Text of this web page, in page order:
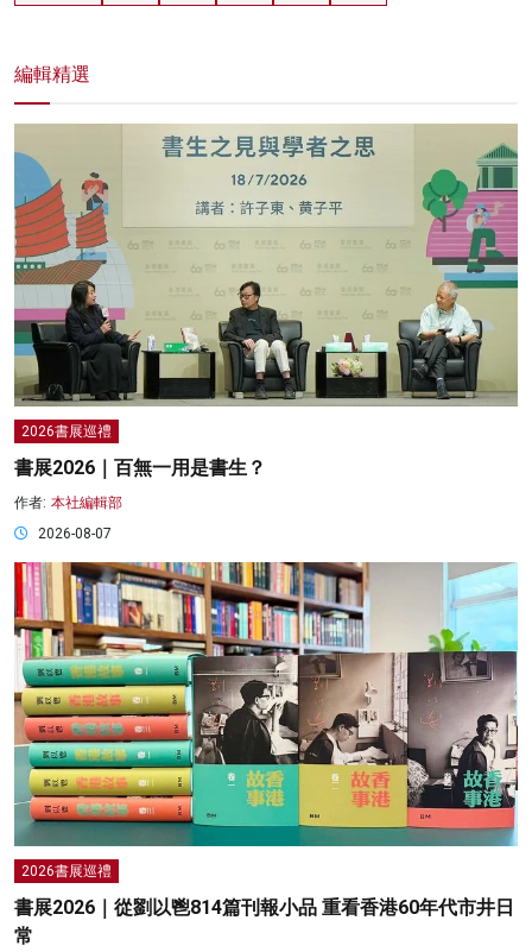
編輯精選
2026書展巡禮
書展2026｜百無一用是書生？
作者: 本社編輯部
2026-08-07
2026書展巡禮
書展2026｜從劉以鬯814篇刊報小品 重看香港60年代市井日
常